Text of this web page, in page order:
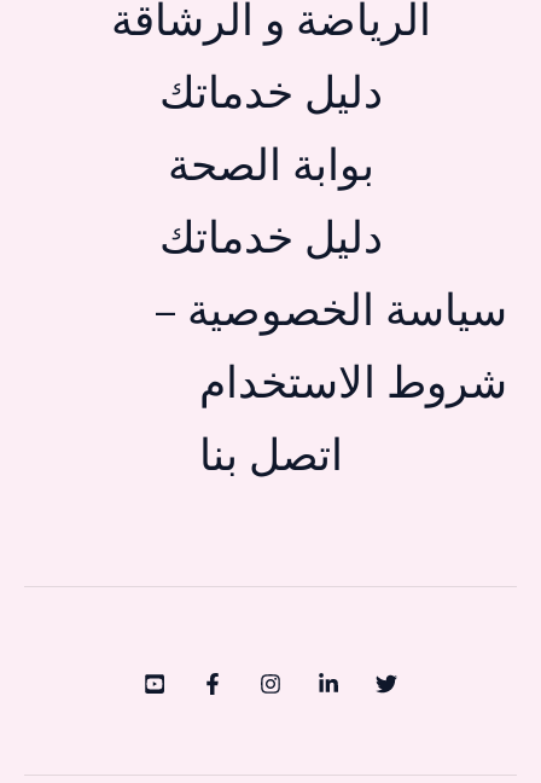
الرياضة و الرشاقة
دليل خدماتك
بوابة الصحة
دليل خدماتك
سياسة الخصوصية –
شروط الاستخدام
اتصل بنا